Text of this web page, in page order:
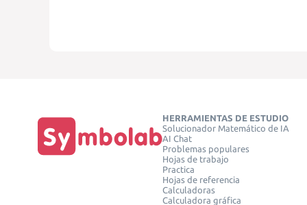
HERRAMIENTAS DE ESTUDIO
Solucionador Matemático de IA
AI Chat
Problemas populares
Hojas de trabajo
Practica
Hojas de referencia
Calculadoras
Calculadora gráfica